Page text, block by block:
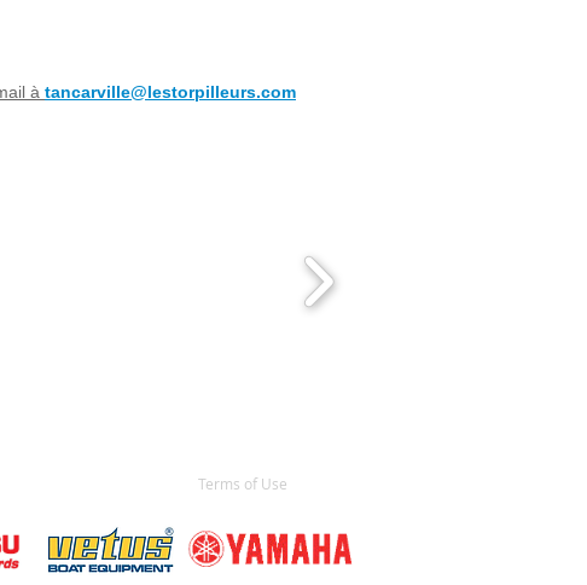
à tancarville@lestorpilleurs.com
Terms of Use